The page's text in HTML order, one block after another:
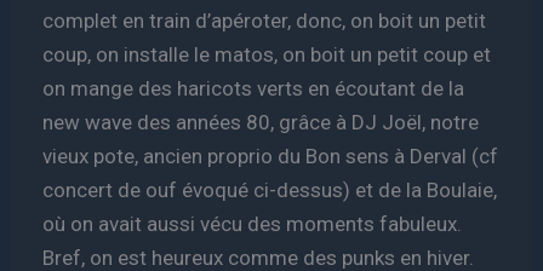
complet en train d’apéroter, donc, on boit un petit
coup, on installe le matos, on boit un petit coup et
on mange des haricots verts en écoutant de la
new wave des années 80, grâce à DJ Joël, notre
vieux pote, ancien proprio du Bon sens à Derval (cf
concert de ouf évoqué ci-dessus) et de la Boulaie,
où on avait aussi vécu des moments fabuleux.
Bref, on est heureux comme des punks en hiver.